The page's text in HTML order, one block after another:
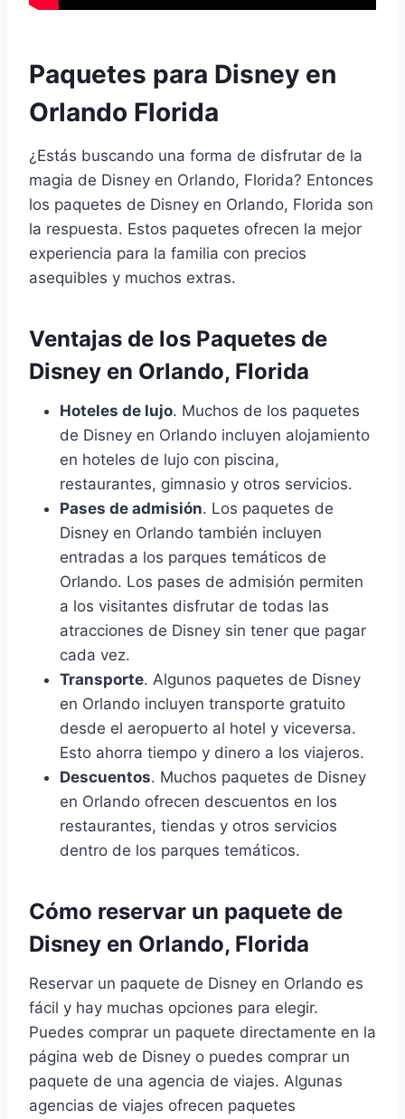
Paquetes para Disney en
Orlando Florida
¿Estás buscando una forma de disfrutar de la
magia de Disney en Orlando, Florida? Entonces
los paquetes de Disney en Orlando, Florida son
la respuesta. Estos paquetes ofrecen la mejor
experiencia para la familia con precios
asequibles y muchos extras.
Ventajas de los Paquetes de
Disney en Orlando, Florida
Hoteles de lujo. Muchos de los paquetes
de Disney en Orlando incluyen alojamiento
en hoteles de lujo con piscina,
restaurantes, gimnasio y otros servicios.
Pases de admisión. Los paquetes de
Disney en Orlando también incluyen
entradas a los parques temáticos de
Orlando. Los pases de admisión permiten
a los visitantes disfrutar de todas las
atracciones de Disney sin tener que pagar
cada vez.
Transporte. Algunos paquetes de Disney
en Orlando incluyen transporte gratuito
desde el aeropuerto al hotel y viceversa.
Esto ahorra tiempo y dinero a los viajeros.
Descuentos. Muchos paquetes de Disney
en Orlando ofrecen descuentos en los
restaurantes, tiendas y otros servicios
dentro de los parques temáticos.
Cómo reservar un paquete de
Disney en Orlando, Florida
Reservar un paquete de Disney en Orlando es
fácil y hay muchas opciones para elegir.
Puedes comprar un paquete directamente en la
página web de Disney o puedes comprar un
paquete de una agencia de viajes. Algunas
agencias de viajes ofrecen paquetes